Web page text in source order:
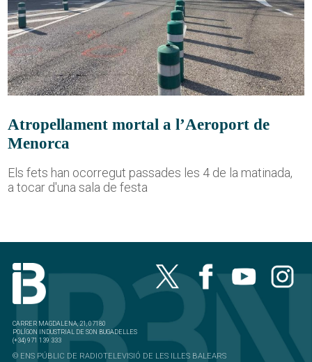
Atropellament mortal a l’Aeroport de
Menorca
Els fets han ocorregut passades les 4 de la matinada,
a tocar d'una sala de festa
CARRER MAGDALENA, 21, 07180
POLÍGON INDUSTRIAL DE SON BUGADELLES
(+34) 971 139 333
© ENS PÚBLIC DE RADIOTELEVISIÓ DE LES ILLES BALEARS